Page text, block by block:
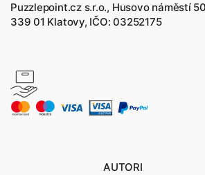
Puzzlepoint.cz s.r.o., Husovo náměstí
339 01 Klatovy, IČO: 03252175
AUTORI